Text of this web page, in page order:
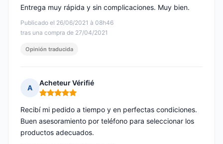
Publicado el 26/06/2021 à 08h46
tras una compra de 27/04/2021
Entrega muy rápida y sin complicaciones. Muy bien.
Opinión traducida
A
Acheteur Vérifié
Nota: 5 de 5
Recibí mi pedido a tiempo y en perfectas condiciones.
Buen asesoramiento por teléfono para seleccionar los
productos adecuados.